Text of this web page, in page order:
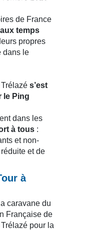
de France
temps
propres
dans le
s’est
le Ping
dans les
à tous :
et non-
et de
à
caravane du
Française de
pour la